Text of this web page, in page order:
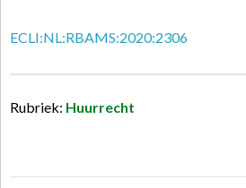
ECLI:NL:RBAMS:2020:2306
Rubriek: Huurrecht